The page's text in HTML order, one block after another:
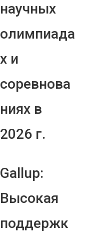
научных
олимпиада
х и
соревнова
ниях в
2026 г.
Gallup:
Высокая
поддержк